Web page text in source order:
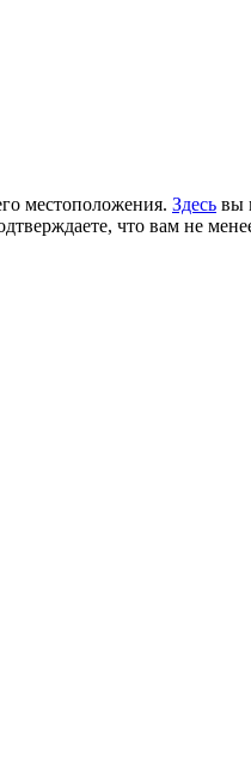
местоположения. Здесь вы
что вам не